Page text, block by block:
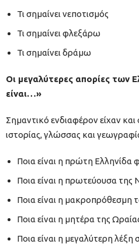
Τι σημαίνει νεποτισμός
Τι σημαίνει φλεξάρω
Τι σημαίνει δράμω
Οι μεγαλύτερες απορίες των
είναι…»
Σημαντικό ενδιαφέρον είχαν
ιστορίας, γλώσσας και
Ποια είναι η πρώτη Ελληνίδα
Ποια είναι η πρωτεύουσα της
Ποια είναι η μακροπρόθεσμη
Ποια είναι η μητέρα της
Ποια είναι η μεγαλύτερη λέξη